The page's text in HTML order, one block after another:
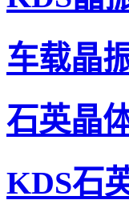
车载晶
石英晶
KDS石